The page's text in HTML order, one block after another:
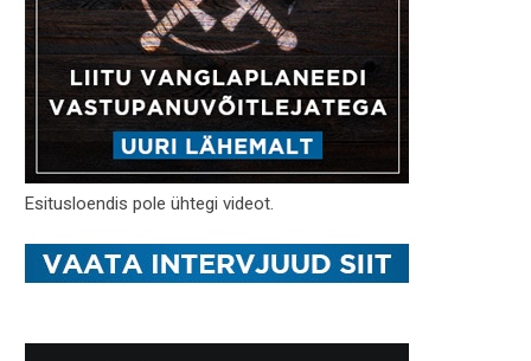
Esitusloendis pole ühtegi videot.